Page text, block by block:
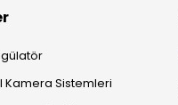
Kamera Sistemleri